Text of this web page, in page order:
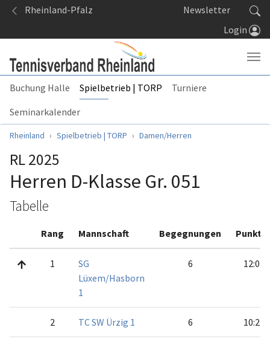
Springe zum Seiteninhalt
Rheinland-Pfalz
Newsletter
Login
Buchung Halle Spielbetrieb | TORP
Turniere
Seminarkalender
Sie sind hier:
Rheinland Spielbetrieb | TORP Damen/Herren
RL 2025
Herren D-Klasse Gr. 051
Tabelle
Rang Mannschaft Begegnungen Punkte
1
SG
Lüxem/Hasborn
1
6 12:0
2 TC SW Ürzig 1 6 10:2